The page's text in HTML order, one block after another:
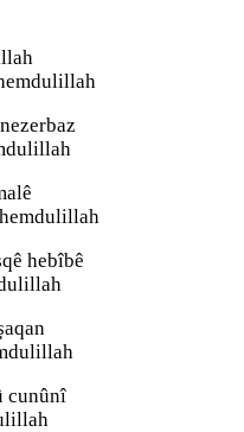
hebîbê
cunûnî